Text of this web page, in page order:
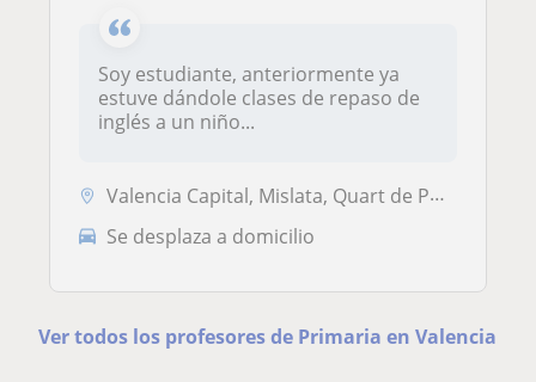
Soy estudiante, anteriormente ya
estuve dándole clases de repaso de
inglés a un niño...
Valencia Capital, Mislata, Quart de Poblet, Xirivella
Se desplaza a domicilio
Ver todos los profesores de Primaria en Valencia